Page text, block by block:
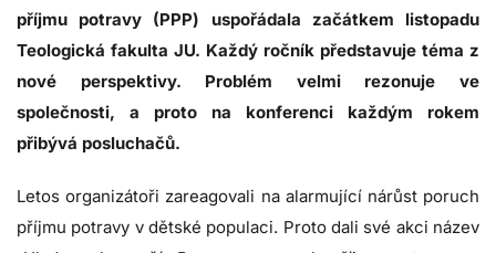
příjmu potravy (PPP) uspořádala začátkem listopadu
Teologická fakulta JU. Každý ročník představuje téma z
nové perspektivy. Problém velmi rezonuje ve
společnosti, a proto na konferenci každým rokem
přibývá posluchačů.
Letos organizátoři zareagovali na alarmující nárůst poruch
příjmu potravy v dětské populaci. Proto dali své akci název